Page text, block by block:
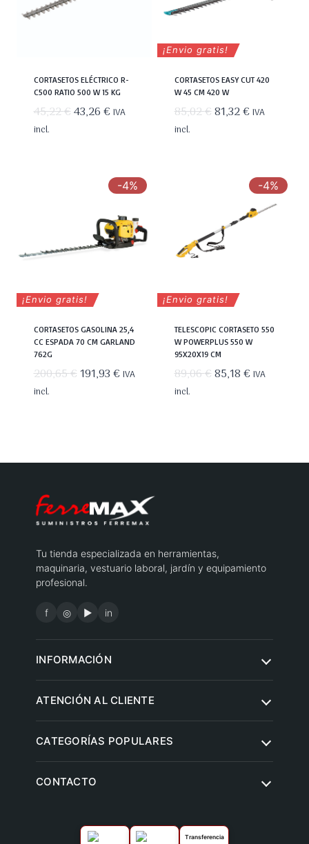
CORTASETOS ELÉCTRICO R-
C500 RATIO 500 W 15 KG
45,22€El
45,22 €.
43,26€El
43,26 €.
IVA
incl.
¡Envio gratis!
CORTASETOS EASY CUT 420
W 45 CM 420 W
85,02€El
85,02 €.
81,32€El
81,32 €.
IVA
incl.
-4%
¡Envio gratis!
CORTASETOS GASOLINA 25,4
CC ESPADA 70 CM GARLAND
762G
200,65€El
191,93€ElIVA
incl.
-4%
¡Envio gratis!
TELESCOPIC CORTASETO 550
W POWERPLUS 550 W
95X20X19 CM
89,06€El
85,18€ElIVA
incl.
Tu tienda especializada en herramientas,
maquinaria, vestuario laboral, jardín y equipamiento
profesional.
f ◎ ▶ in
ATENCIÓN AL CLIENTE
Envíos y entregas
INFORMACIÓN
Aviso legal
CATEGORÍAS POPULARES
Climatización y ventilación
Transferencia
CONTACTO